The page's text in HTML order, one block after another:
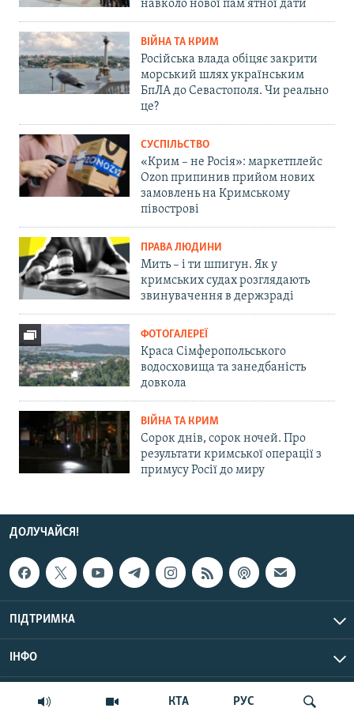
КТА РУС
навколо нової пам'ятної дати
ВІЙНА ТА КРИМ
Російська влада обіцяє закрити
морський шлях українським
БпЛА до Севастополя. Чи реально
це?
СУСПІЛЬСТВО
«Крим – не Росія»: маркетплейс
Ozon припинив прийом нових
замовлень на Кримському
півострові
ПРАВА ЛЮДИНИ
Мить – і ти шпигун. Як у
кримських судах розглядають
звинувачення в держзраді
ФОТОГАЛЕРЕЇ
Краса Сімферопольського
водосховища та занедбаність
довкола
ВІЙНА ТА КРИМ
Сорок днів, сорок ночей. Про
результати кримської операції з
примусу Росії до миру
ДОЛУЧАЙСЯ!
ПІДТРИМКА
ІНФО
© Крим.Реалії, 2026 | Усі права застережено.